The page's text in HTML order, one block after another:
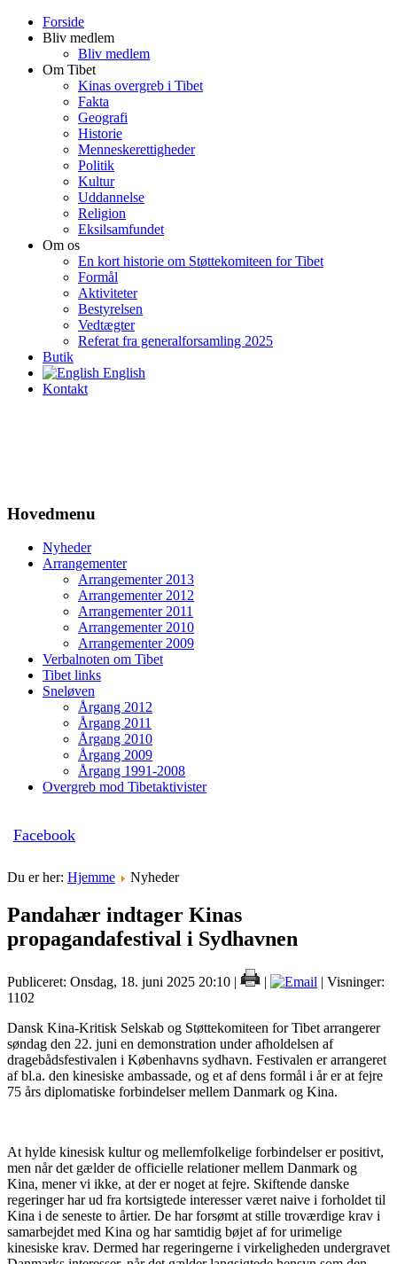
Forside
Bliv medlem
Bliv medlem
Om Tibet
Kinas overgreb i Tibet
Fakta
Geografi
Historie
Menneskerettigheder
Politik
Kultur
Uddannelse
Religion
Eksilsamfundet
Om os
En kort historie om Støttekomiteen for Tibet
Formål
Aktiviteter
Bestyrelsen
Vedtægter
Referat fra generalforsamling 2025
Butik
English
Kontakt
Hovedmenu
Nyheder
Arrangementer
Arrangementer 2013
Arrangementer 2012
Arrangementer 2011
Arrangementer 2010
Arrangementer 2009
Verbalnoten om Tibet
Tibet links
Sneløven
Årgang 2012
Årgang 2011
Årgang 2010
Årgang 2009
Årgang 1991-2008
Overgreb mod Tibetaktivister
Facebook
Du er her: Hjemme Nyheder
Pandahær indtager Kinas
propagandafestival i Sydhavnen
Publiceret: Onsdag, 18. juni 2025 20:10 | |
| Visninger:
1102
Dansk Kina-Kritisk Selskab og Støttekomiteen for Tibet arrangerer
søndag den 22. juni en demonstration under afholdelsen af
dragebådsfestivalen i Københavns sydhavn. Festivalen er arrangeret
af bl.a. den kinesiske ambassade, og et af dens formål i år er at fejre
75 års diplomatiske forbindelser mellem Danmark og Kina.
At hylde kinesisk kultur og mellemfolkelige forbindelser er positivt,
men når det gælder de officielle relationer mellem Danmark og
Kina, mener vi ikke, at der er noget at fejre. Skiftende danske
regeringer har ud fra kortsigtede interesser været naive i forholdet til
Kina i de seneste to årtier. De har forsømt at stille troværdige krav i
samarbejdet med Kina og har samtidig bøjet af for urimelige
kinesiske krav. Dermed har regeringerne i virkeligheden undergravet